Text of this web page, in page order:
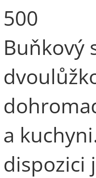
500
Buňkový
a
dispozici